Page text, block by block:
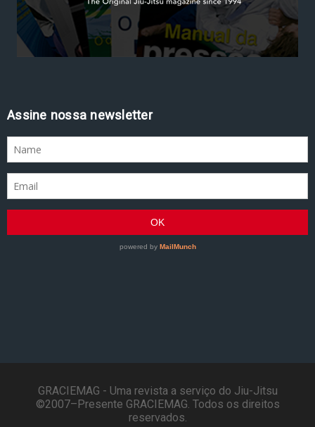
Assine nossa newsletter
GRACIEMAG - Uma revista a serviço do Jiu-Jitsu
©2007–Presente GRACIEMAG. Todos os direitos
reservados.